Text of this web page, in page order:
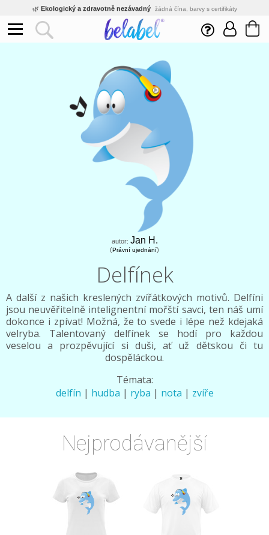
🌿 Ekologický a zdravotně nezávadný žádná čína, barvy s certifikáty
Inovativní výroba vlastní vývoj, nejnovější technologie
Rychlé dodání expedujeme do 24h
Kvalita pod kontrolou jsme přímý výrobce, žádný zprostředkovatel
Český eshop s tradicí od roku 2010 tisíce spokojených zákazníků
autor: Jan H.
(Právní ujednání)
Delfínek
A další z našich kreslených zvířátkových motivů. Delfíni
jsou neuvěřitelně intelignentní mořští savci, ten náš umí
dokonce i zpívat! Možná, že to svede i lépe než kdejaká
velryba. Talentovaný delfínek se hodí pro každou
veselou a prozpěvující si duši, ať už dětskou či tu
dospěláckou.
Témata:
delfín | hudba | ryba | nota | zvíře
Nejprodávanější